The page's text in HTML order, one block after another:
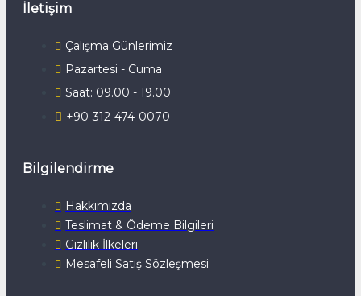
İletişim
Çalışma Günlerimiz
Pazartesi - Cuma
Saat: 09.00 - 19.00
+90-312-474-0070
Bilgilendirme
Hakkımızda
Teslimat & Ödeme Bilgileri
Gizlilik İlkeleri
Mesafeli Satış Sözleşmesi